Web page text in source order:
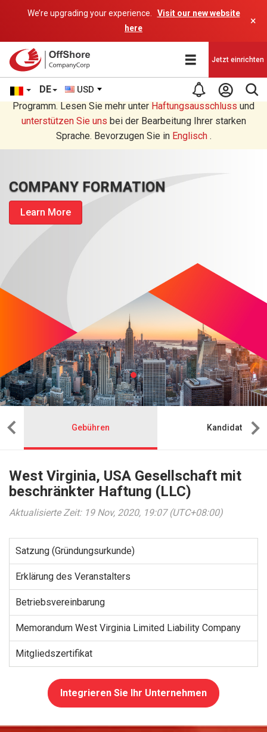
We’re upgrading your experience.
Visit our new website
here
×
DE USD
Jetzt einrichten
Sie lesen eine Deutsche Übersetzung durch ein AI-
Programm. Lesen Sie mehr unter Haftungsausschluss und
unterstützen Sie uns bei der Bearbeitung Ihrer starken
Sprache. Bevorzugen Sie in Englisch.
COMPANY FORMATION
Learn More
Gebühren Kandidat
West Virginia, USA Gesellschaft mit
beschränkter Haftung (LLC)
Aktualisierte Zeit: 19 Nov, 2020, 19:07 (UTC+08:00)
Satzung (Gründungsurkunde)
Erklärung des Veranstalters
Betriebsvereinbarung
Memorandum West Virginia Limited Liability Company
Mitgliedszertifikat
Integrieren Sie Ihr Unternehmen